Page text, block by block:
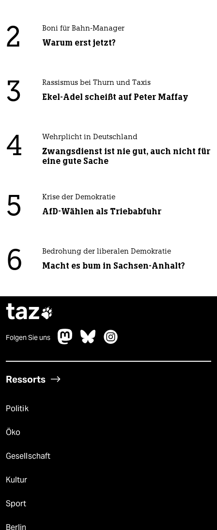
2 Boni für Bahn-Manager
Warum erst jetzt?
3 Rassismus bei Thurn und Taxis
Ekel-Adel scheißt auf Peter Maffay
4 Wehrplicht in Deutschland
Zwangsdienst ist nie gut, auch nicht für
eine gute Sache
5 Krise der Demokratie
AfD-Wählen als Triebabfuhr
6 Bedrohung der liberalen Demokratie
Macht es bum in Sachsen-Anhalt?
taz
Folgen Sie uns
Ressorts
Politik
Öko
Gesellschaft
Kultur
Sport
Berlin